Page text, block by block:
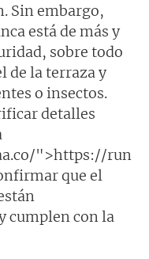
Sin embargo,
está de más y
sobre todo
de la terraza y
o insectos.
detalles
">https://run
que el
cumplen con la